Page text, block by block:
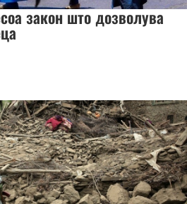
закон што дозволува